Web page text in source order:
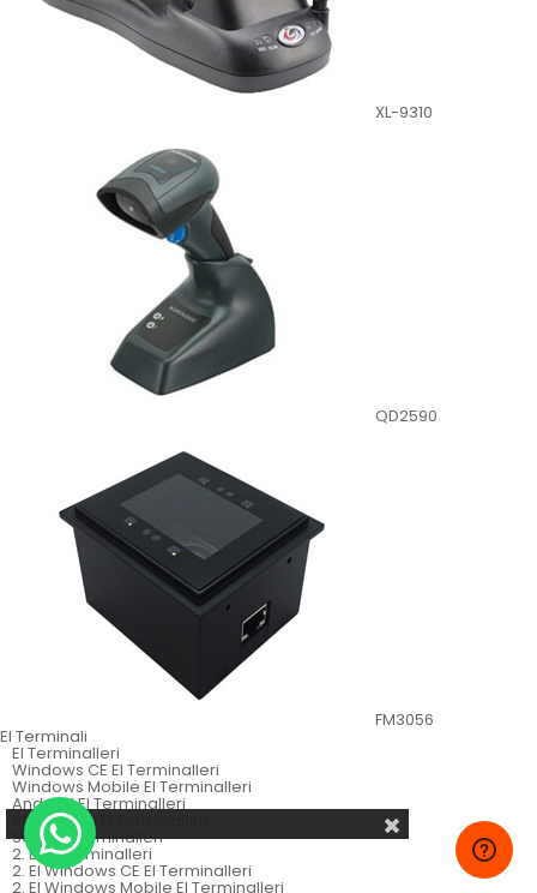
XL-9310
QD2590
FM3056
El Terminali
El Terminalleri
Windows CE El Terminalleri
Windows Mobile El Terminalleri
Android El Terminalleri
Batch Tarzı El Terminalleri
Sabit El Terminalleri
2. El El Terminalleri
2. El Windows CE El Terminalleri
2. El Windows Mobile El Terminalleri